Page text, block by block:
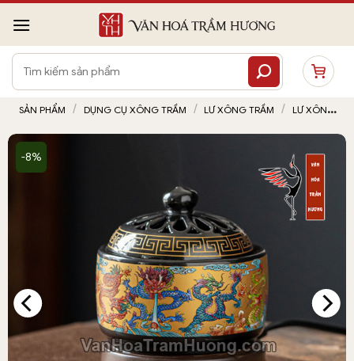
qua
nội
dung
Tìm
SẢN PHẨM / DỤNG CỤ XÔNG TRẦM / LƯ XÔNG TRẦM /
LƯ XÔNG
-8%